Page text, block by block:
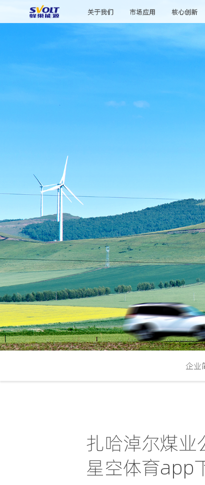
关于我们 市场应用 核心创新
企业
扎哈淖尔煤
星空体育app